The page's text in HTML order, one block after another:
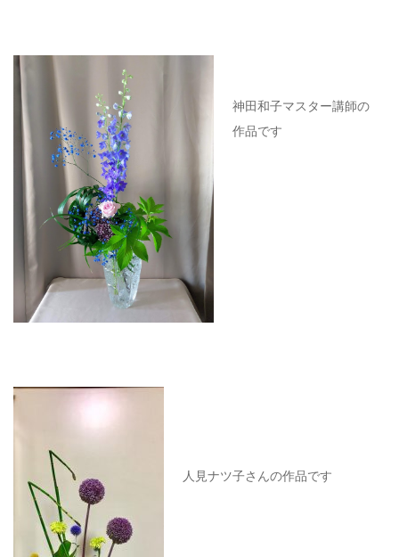
神田和子マスター講師の
作品です
人見ナツ子さんの作品です